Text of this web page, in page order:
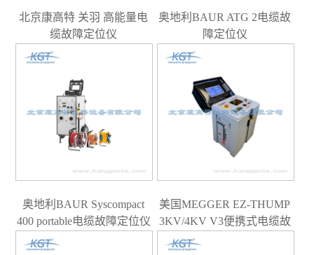
北京康高特 关羽 高能量电
缆故障定位仪
奥地利BAUR ATG 2电缆故
障定位仪
奥地利BAUR Syscompact
400 portable电缆故障定位仪
美国MEGGER EZ-THUMP
3KV/4KV V3便携式电缆故